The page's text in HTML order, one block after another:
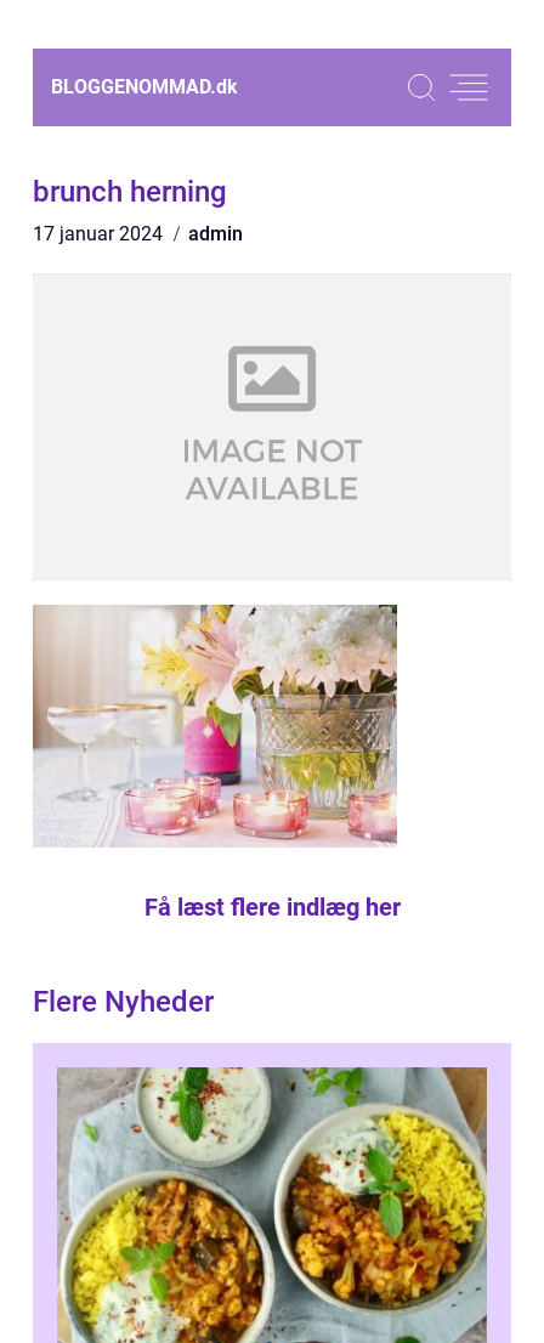
BLOGGENOMMAD.dk
brunch herning
17 januar 2024 admin
Få læst flere indlæg her
Flere Nyheder